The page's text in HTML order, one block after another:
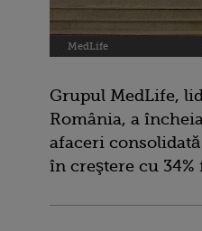
MedLife
Grupul MedLife,
România, a
afaceri
în creştere cu 34%